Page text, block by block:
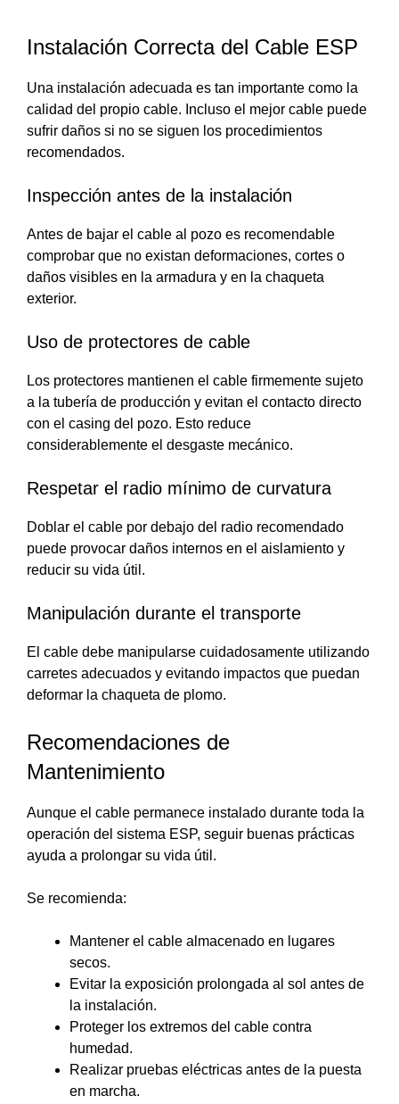
Instalación Correcta del Cable ESP
Una instalación adecuada es tan importante como la
calidad del propio cable. Incluso el mejor cable puede
sufrir daños si no se siguen los procedimientos
recomendados.
Inspección antes de la instalación
Antes de bajar el cable al pozo es recomendable
comprobar que no existan deformaciones, cortes o
daños visibles en la armadura y en la chaqueta
exterior.
Uso de protectores de cable
Los protectores mantienen el cable firmemente sujeto
a la tubería de producción y evitan el contacto directo
con el casing del pozo. Esto reduce
considerablemente el desgaste mecánico.
Respetar el radio mínimo de curvatura
Doblar el cable por debajo del radio recomendado
puede provocar daños internos en el aislamiento y
reducir su vida útil.
Manipulación durante el transporte
El cable debe manipularse cuidadosamente utilizando
carretes adecuados y evitando impactos que puedan
deformar la chaqueta de plomo.
Recomendaciones de
Mantenimiento
Aunque el cable permanece instalado durante toda la
operación del sistema ESP, seguir buenas prácticas
ayuda a prolongar su vida útil.
Se recomienda:
Mantener el cable almacenado en lugares
secos.
Evitar la exposición prolongada al sol antes de
la instalación.
Proteger los extremos del cable contra
humedad.
Realizar pruebas eléctricas antes de la puesta
en marcha.